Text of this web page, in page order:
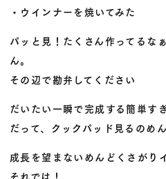
・ウインナーを焼いてみた
パッと見！たくさん作ってるな
ん。
その辺で勘弁してください
だいたい一瞬で完成する簡単す
だって、クックパッド見るのめ
成長を望まないめんどくさがり
それでは！